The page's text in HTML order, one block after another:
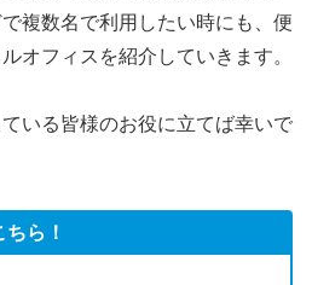
複数名で利用したい時にも、便
オフィスを紹介していきます。
いる皆様のお役に立てば幸いで
ら！